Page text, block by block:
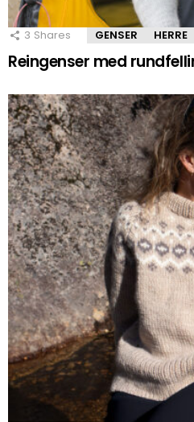
3 Shares GENSER HERRE
Reingenser med